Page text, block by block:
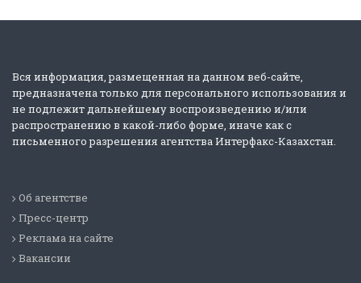
Вся информация, размещенная на данном веб-сайте,
предназначена только для персонального использования и
не подлежит дальнейшему воспроизведению и/или
распространению в какой-либо форме, иначе как с
письменного разрешения агентства Интерфакс-Казахстан.
Об агентстве
Пресс-центр
Реклама на сайте
Вакансии